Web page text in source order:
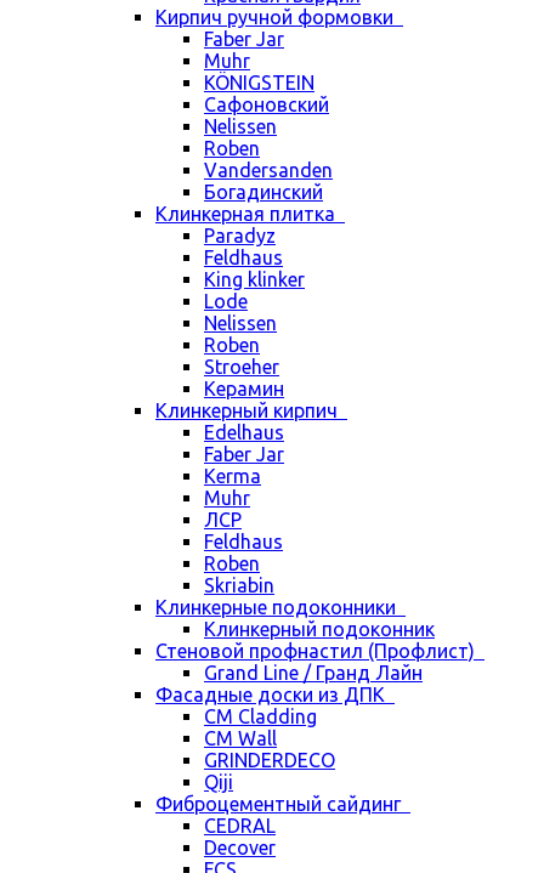
Кирпич ручной формовки
Faber Jar
Muhr
KÖNIGSTEIN
Сафоновский
Nelissen
Roben
Vandersanden
Богадинский
Клинкерная плитка
Paradyz
Feldhaus
King klinker
Lode
Nelissen
Roben
Stroeher
Керамин
Клинкерный кирпич
Edelhaus
Faber Jar
Kerma
Muhr
ЛСР
Feldhaus
Roben
Skriabin
Клинкерные подоконники
Клинкерный подоконник
Стеновой профнастил (Профлист)
Grand Line / Гранд Лайн
Фасадные доски из ДПК
CM Cladding
CM Wall
GRINDERDECO
Qiji
Фиброцементный сайдинг
CEDRAL
Decover